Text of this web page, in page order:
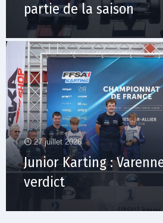
partie de la saison
27 juillet 2026
Junior Karting :
verdict